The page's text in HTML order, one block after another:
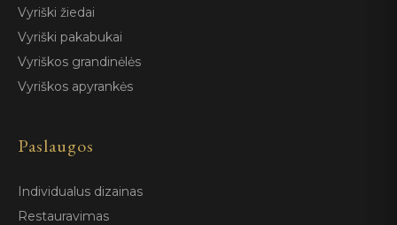
Vyriški žiedai
Vyriški pakabukai
Vyriškos grandinėlės
Vyriškos apyrankės
Paslaugos
Individualus dizainas
Restauravimas